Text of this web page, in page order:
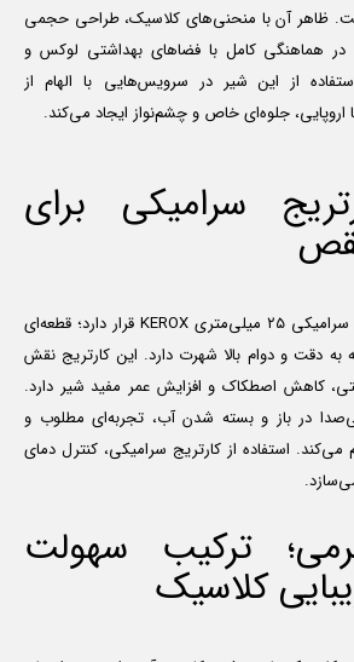
ظاهر آن با منحنی‌های کلاسیک، طراحی حجمی
هماهنگی کامل با فضاهای بهداشتی لوکس و
از این شیر در سرویس‌هایی با الهام از
اروپایی، جلوه‌ای خاص و چشم‌نواز ایجاد می‌کند.
سرامیکی برای
در قلب این شیر، کارتریج سرامیکی ۲۵ میلی‌متری KEROX قرار دارد؛ قطعه‌ای
به دقت و دوام بالا شهرت دارد. این کارتریج نقش
کاهش اصطکاک و افزایش عمر مفید شیر دارد.
در باز و بسته شدن آب، تجربه‌ای مطلوب و
می‌کند. استفاده از کارتریج سرامیکی، کنترل دمای
ترکیب سهولت
کلاسیک